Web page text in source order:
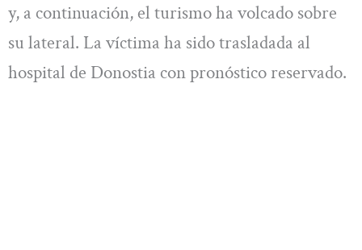
y, a continuación, el turismo ha volcado sobre
su lateral. La víctima ha sido trasladada al
hospital de Donostia con pronóstico reservado.